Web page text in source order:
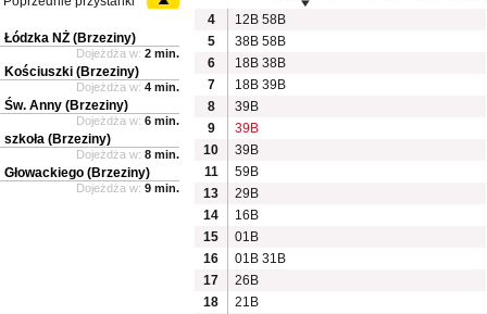
4
12B 58B
5
38B 58B
6
18B 38B
7
18B 39B
8
39B
9
39B
10
39B
11
59B
13
29B
14
16B
15
01B
16
01B 31B
17
26B
18
21B
Łódzka NŻ (Brzeziny)
Dojeżdża w: 2 min.
Kościuszki (Brzeziny)
Dojeżdża w: 4 min.
Św. Anny (Brzeziny)
Dojeżdża w: 6 min.
szkoła (Brzeziny)
Dojeżdża w: 8 min.
Głowackiego (Brzeziny)
Dojeżdża w: 9 min.